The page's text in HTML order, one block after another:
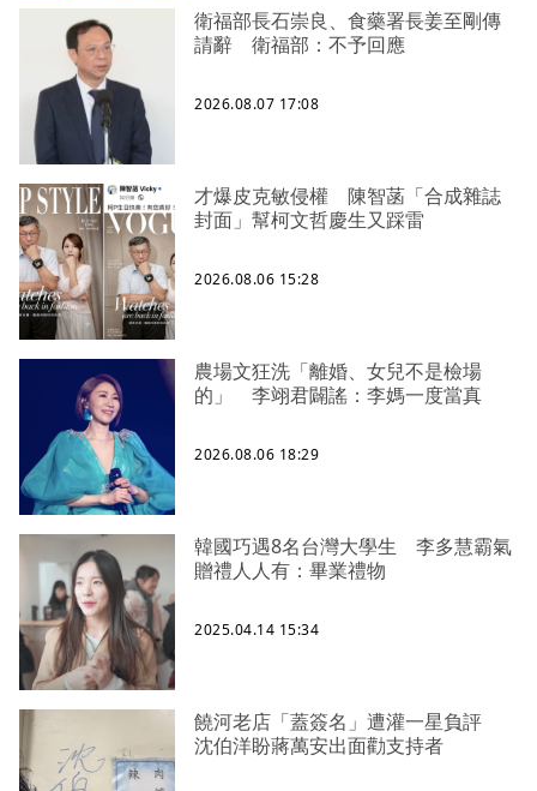
衛福部長石崇良、食藥署長姜至剛傳
請辭 衛福部：不予回應
2026.08.07 17:08
才爆皮克敏侵權 陳智菡「合成雜誌
封面」幫柯文哲慶生又踩雷
2026.08.06 15:28
農場文狂洗「離婚、女兒不是檢場
的」 李翊君闢謠：李媽一度當真
2026.08.06 18:29
韓國巧遇8名台灣大學生 李多慧霸氣
贈禮人人有：畢業禮物
2025.04.14 15:34
饒河老店「蓋簽名」遭灌一星負評
沈伯洋盼蔣萬安出面勸支持者